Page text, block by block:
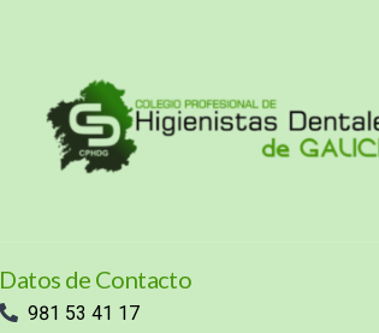
Datos de Contacto
981 53 41 17